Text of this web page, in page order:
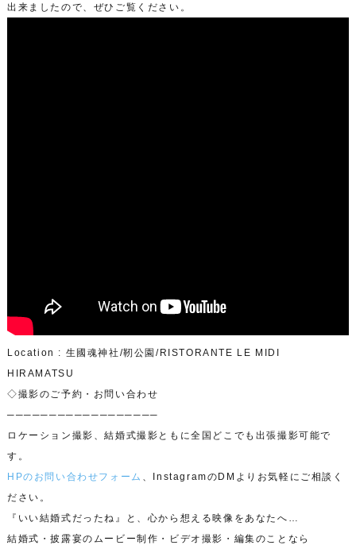
出来ましたので、ぜひご覧ください。
Location : 生國魂神社/靭公園/RISTORANTE LE MIDI
HIRAMATSU
◇撮影のご予約・お問い合わせ
──────────────────
ロケーション撮影、結婚式撮影ともに全国どこでも出張撮影可能で
す。
HPのお問い合わせフォーム 、InstagramのDMよりお気軽にご相談く
ださい。
『いい結婚式だったね』と、心から想える映像をあなたへ…
結婚式・披露宴のムービー制作・ビデオ撮影・編集のことなら